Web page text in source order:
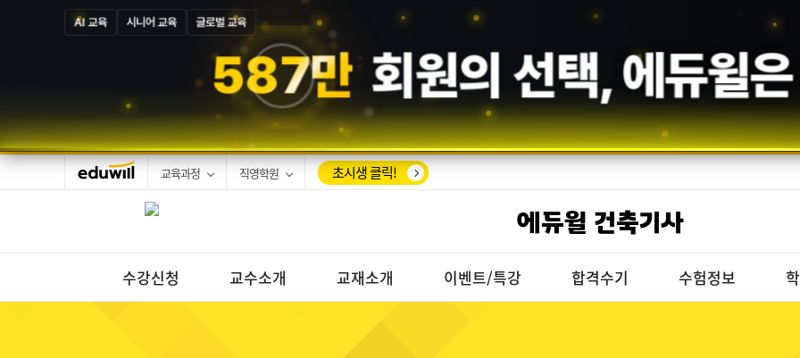
AI 교육 시니어 교육 글로벌 교육
587만 회원의 선택,에듀윌
교육과정 직영학원 초시생 클릭!
에듀윌 건축기사
수강신청 교수소개 교재소개 이벤트/특강 합격수기 수험정보